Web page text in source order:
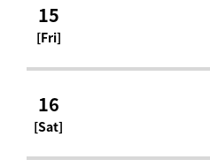
15
[Fri]
16
[Sat]